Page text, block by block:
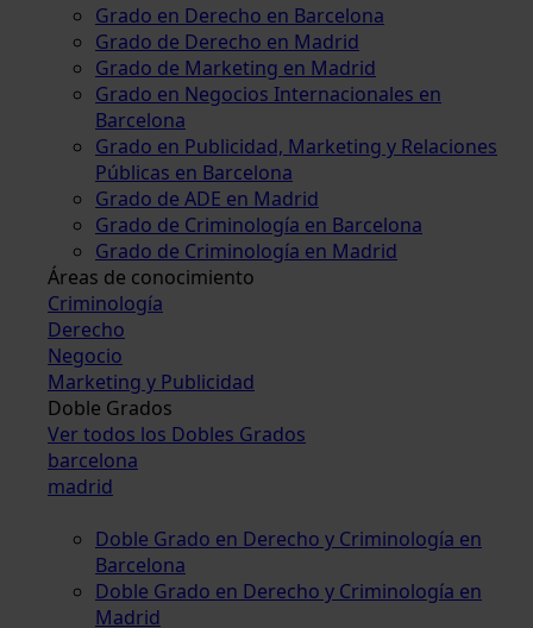
Grado en Derecho en Barcelona
Grado de Derecho en Madrid
Grado de Marketing en Madrid
Grado en Negocios Internacionales en
Barcelona
Grado en Publicidad, Marketing y Relaciones
Públicas en Barcelona
Grado de ADE en Madrid
Grado de Criminología en Barcelona
Grado de Criminología en Madrid
Áreas de conocimiento
Criminología
Derecho
Negocio
Marketing y Publicidad
Doble Grados
Ver todos los Dobles Grados
barcelona
madrid
Doble Grado en Derecho y Criminología en
Barcelona
Doble Grado en Derecho y Criminología en
Madrid